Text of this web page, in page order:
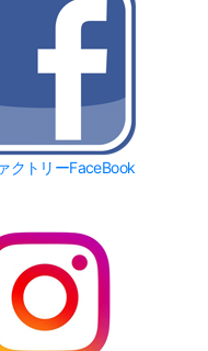
クトリーFaceBook